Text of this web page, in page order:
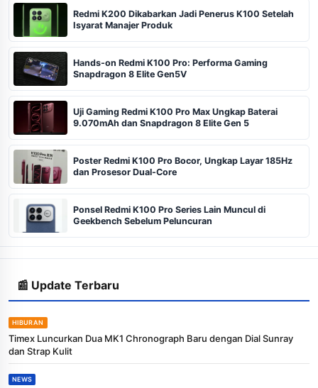
Redmi K200 Dikabarkan Jadi Penerus K100 Setelah
Isyarat Manajer Produk
Hands-on Redmi K100 Pro: Performa Gaming
Snapdragon 8 Elite Gen5V
Uji Gaming Redmi K100 Pro Max Ungkap Baterai
9.070mAh dan Snapdragon 8 Elite Gen 5
Poster Redmi K100 Pro Bocor, Ungkap Layar 185Hz
dan Prosesor Dual-Core
Ponsel Redmi K100 Pro Series Lain Muncul di
Geekbench Sebelum Peluncuran
📰 Update Terbaru
HIBURAN
Timex Luncurkan Dua MK1 Chronograph Baru dengan Dial Sunray
dan Strap Kulit
NEWS